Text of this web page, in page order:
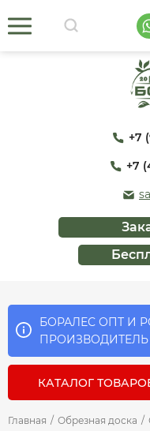
+7
+7
БОРАЛЕС ОПТ И
КАТАЛОГ
Главная / Обрезная доска /